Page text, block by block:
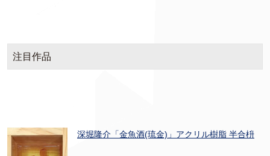
注目作品
深堀隆介「金魚酒(琉金)」アクリル樹脂 半合枡